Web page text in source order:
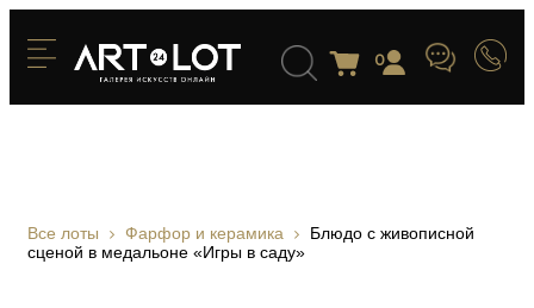
0
Все лоты Фарфор и керамика
Блюдо с живописной
сценой в медальоне «Игры в саду»